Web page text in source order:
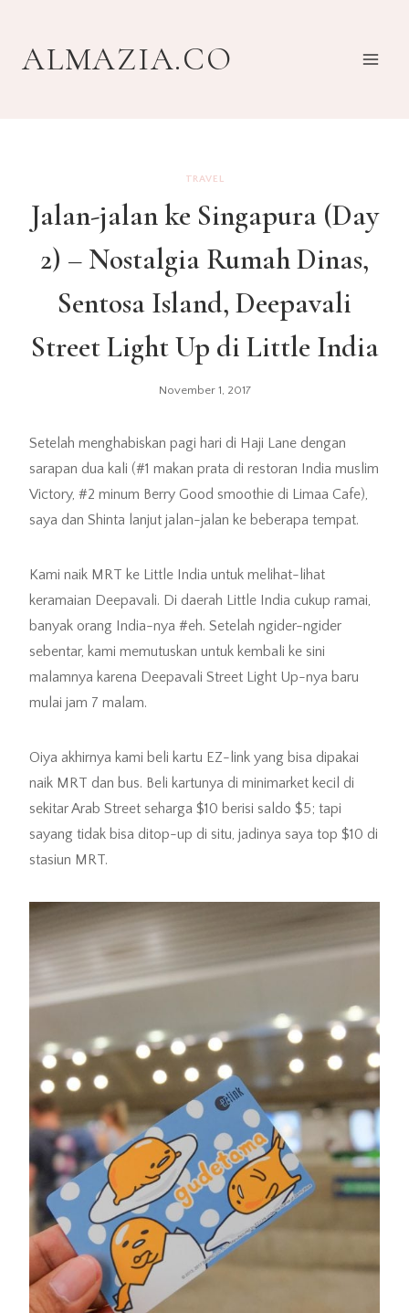
contentALMAZIA.CO
TRAVEL
Jalan-jalan ke Singapura (Day
2) – Nostalgia Rumah Dinas,
Sentosa Island, Deepavali
Street Light Up di Little India
November 1, 2017
Setelah menghabiskan pagi hari di Haji Lane dengan
sarapan dua kali (#1 makan prata di restoran India muslim
Victory, #2 minum Berry Good smoothie di Limaa Cafe),
saya dan Shinta lanjut jalan-jalan ke beberapa tempat.
Kami naik MRT ke Little India untuk melihat-lihat
keramaian Deepavali. Di daerah Little India cukup ramai,
banyak orang India-nya #eh. Setelah ngider-ngider
sebentar, kami memutuskan untuk kembali ke sini
malamnya karena Deepavali Street Light Up-nya baru
mulai jam 7 malam.
Oiya akhirnya kami beli kartu EZ-link yang bisa dipakai
naik MRT dan bus. Beli kartunya di minimarket kecil di
sekitar Arab Street seharga $10 berisi saldo $5; tapi
sayang tidak bisa ditop-up di situ, jadinya saya top $10 di
stasiun MRT.